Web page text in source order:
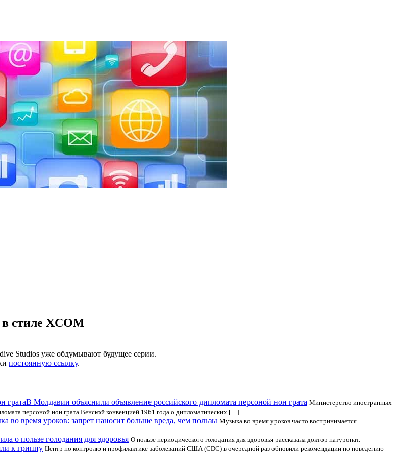
стиле XCOM
Studios уже обдумывают будущее серии.
постоянную ссылку.
В Молдавии объяснили объявление российского дипломата персоной нон грата Министерство иностранных
персоной нон грата Венской конвенцией 1961 года о дипломатических […]
во время уроков: запрет наносит больше вреда, чем пользы Музыка во время уроков часто воспринимается
о пользе голодания для здоровья О пользе периодического голодания для здоровья рассказала доктор натуропат.
к гриппу Центр по контролю и профилактике заболеваний США (СDC) в очередной раз обновили рекомендации по поведению